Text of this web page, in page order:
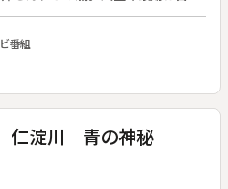
１２年前に東京から移住してき
は山から拾ってきた薪を使う。ほ
た。川本さんの信条は宮沢賢治の
代の頃から、毎年地元の小学校に
きた。取材が始まった頃、川本さ
３０年間必死で貯めてきた老後の
取られたのだ。自己嫌悪に陥り、
番組
仁淀川 青の神秘